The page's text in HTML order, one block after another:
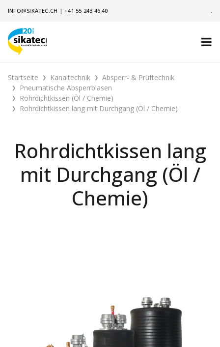
INFO@SIKATEC.CH |+41 55 243 46 40 .
Startseite Kanaltechnik
Absperr- & Prüftechnik
Pneumatische Absperrblasen
Rohrdichtkissen (Öl / Chemie)
Rohrdichtkissen lang mit Durchgang (Öl / Chemie)
Rohrdichtkissen lang
mit Durchgang (Öl /
Chemie)